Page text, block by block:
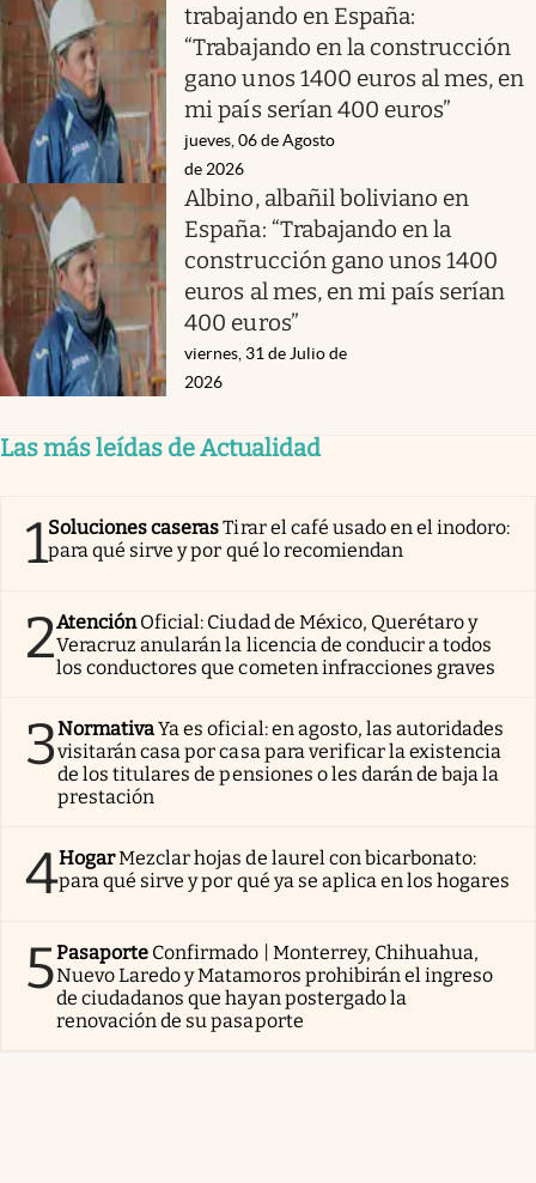
trabajando en España:
“Trabajando en la construcción
gano unos 1400 euros al mes, en
mi país serían 400 euros”
jueves, 06 de Agosto
de 2026
Albino, albañil boliviano en
España: “Trabajando en la
construcción gano unos 1400
euros al mes, en mi país serían
400 euros”
viernes, 31 de Julio de
2026
Las más leídas de Actualidad
1Soluciones caserasTirar el café usado en el inodoro:
para qué sirve y por qué lo recomiendan
2AtenciónOficial: Ciudad de México, Querétaro y
Veracruz anularán la licencia de conducir a todos
los conductores que cometen infracciones graves
3NormativaYa es oficial: en agosto, las autoridades
visitarán casa por casa para verificar la existencia
de los titulares de pensiones o les darán de baja la
prestación
4HogarMezclar hojas de laurel con bicarbonato:
para qué sirve y por qué ya se aplica en los hogares
5Pasaporte Confirmado | Monterrey, Chihuahua,
Nuevo Laredo y Matamoros prohibirán el ingreso
de ciudadanos que hayan postergado la
renovación de su pasaporte